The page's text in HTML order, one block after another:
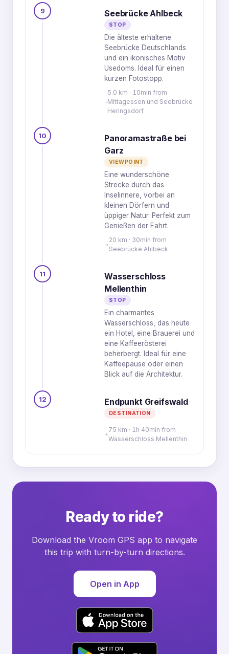
9 Seebrücke Ahlbeck
STOP
Die älteste erhaltene
Seebrücke Deutschlands
und ein ikonisches Motiv
Usedoms. Ideal für einen
kurzen Fotostopp.
5.0 km · 10min from
Mittagessen und Seebrücke
Heringsdorf
10
Panoramastraße bei
Garz
VIEWPOINT
Eine wunderschöne
Strecke durch das
Inselinnere, vorbei an
kleinen Dörfern und
üppiger Natur. Perfekt zum
Genießen der Fahrt.
20 km · 30min from
Seebrücke Ahlbeck
11
Wasserschloss
Mellenthin
STOP
Ein charmantes
Wasserschloss, das heute
ein Hotel, eine Brauerei und
eine Kaffeerösterei
beherbergt. Ideal für eine
Kaffeepause oder einen
Blick auf die Architektur.
12 Endpunkt Greifswald
DESTINATION
75 km · 1h 40min from
Wasserschloss Mellenthin
Ready to ride?
Download the Vroom GPS app to navigate
this trip with turn-by-turn directions.
Open in App